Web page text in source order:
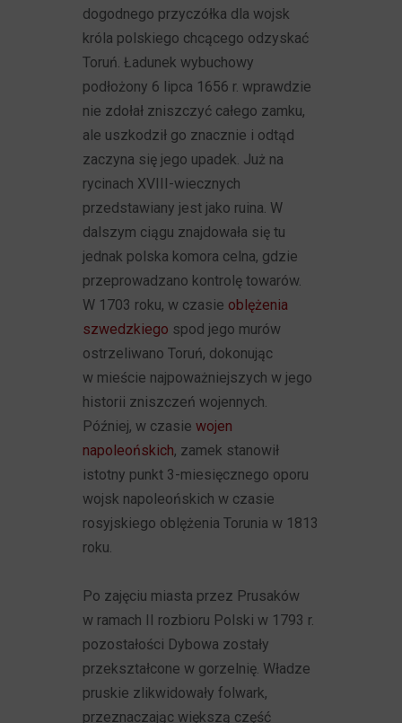
dogodnego przyczółka dla wojsk
króla polskiego chcącego odzyskać
Toruń. Ładunek wybuchowy
podłożony 6 lipca 1656 r. wprawdzie
nie zdołał zniszczyć całego zamku,
ale uszkodził go znacznie i odtąd
zaczyna się jego upadek. Już na
rycinach XVIII-wiecznych
przedstawiany jest jako ruina. W
dalszym ciągu znajdowała się tu
jednak polska komora celna, gdzie
przeprowadzano kontrolę towarów.
W 1703 roku, w czasie oblężenia
szwedzkiego spod jego murów
ostrzeliwano Toruń, dokonując
w mieście najpoważniejszych w jego
historii zniszczeń wojennych.
Później, w czasiewojen
napoleońskich, zamek stanowił
istotny punkt 3-miesięcznego oporu
wojsk napoleońskich w czasie
rosyjskiego oblężenia Torunia w 1813
roku.
Po zajęciu miasta przez Prusaków
w ramach II rozbioru Polski w 1793 r.
pozostałości Dybowa zostały
przekształcone w gorzelnię. Władze
pruskie zlikwidowały folwark,
przeznaczając większą część